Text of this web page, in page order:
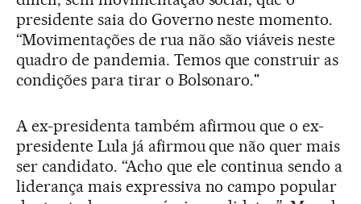
presidente saia do Governo neste momento.
“Movimentações de rua não são viáveis neste
quadro de pandemia. Temos que construir as
condições para tirar o Bolsonaro."
A ex-presidenta também afirmou que o ex-
presidente Lula já afirmou que não quer mais
ser candidato. “Acho que ele continua sendo a
liderança mais expressiva no campo popular